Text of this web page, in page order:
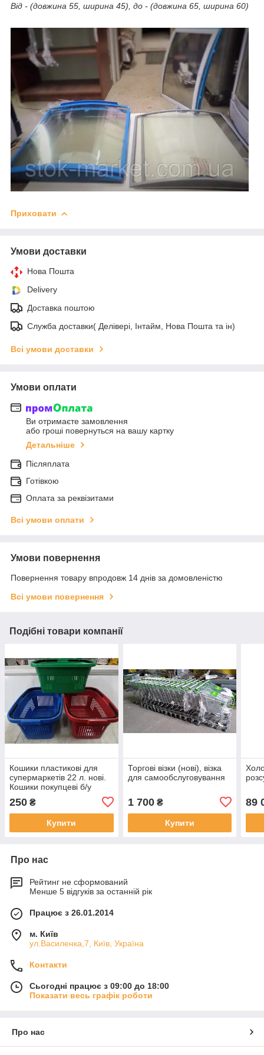
Від - (довжина 55, ширина 45), до - (довжина 65, ширина 60)
Приховати
Умови доставки
Нова Пошта
Delivery
Доставка поштою
Служба доставки( Делівері, Інтайм, Нова Пошта та ін)
Всі умови доставки
Умови оплати
Ви отримаєте замовлення
або гроші повернуться на вашу картку
Детальніше
Післяплата
Готівкою
Оплата за реквізитами
Всі умови оплати
Умови повернення
Повернення товару впродовж 14 днів за домовленістю
Всі умови повернення
Подібні товари компанії
Кошики пластикові для
супермаркетів 22 л. нові.
Кошики покупцеві б/у
250 ₴
Купити
Торгові візки (нові), візка
для самообслуговування
1 700₴
Купити
89
Про нас
Рейтинг не сформований
Менше 5 відгуків за останній рік
Працює з 26.01.2014
м. Київ
ул.Василенка,7, Київ, Україна
Контакти
Сьогодні працює з 09:00 до 18:00
Показати весь графік роботи
Про нас